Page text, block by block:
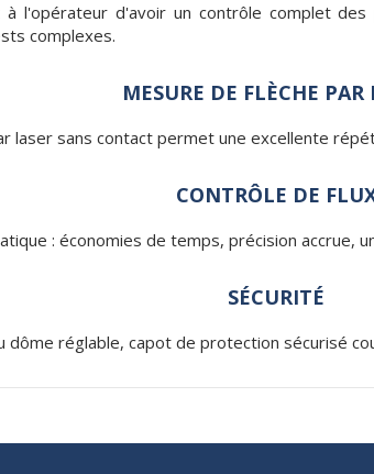
l'opérateur d'avoir un contrôle complet
complexes.
MESURE DE FLÈCHE PAR
laser sans contact permet une excellente
CONTRÔLE DE
: économies de temps, précision accrue,
SÉCURITÉ
dôme réglable, capot de protection sécurisé